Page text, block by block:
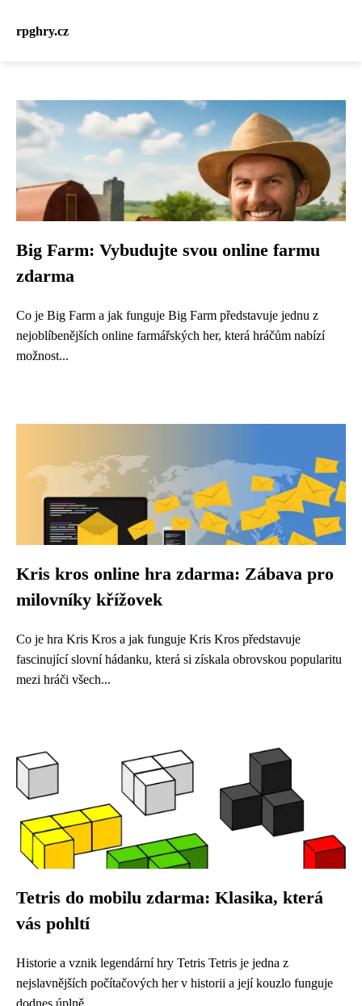
rpghry.cz
Big Farm: Vybudujte svou online farmu
zdarma
Co je Big Farm a jak funguje Big Farm představuje jednu z
nejoblíbenějších online farmářských her, která hráčům nabízí
možnost...
Kris kros online hra zdarma: Zábava pro
milovníky křížovek
Co je hra Kris Kros a jak funguje Kris Kros představuje
fascinující slovní hádanku, která si získala obrovskou popularitu
mezi hráči všech...
Tetris do mobilu zdarma: Klasika, která
vás pohltí
Historie a vznik legendární hry Tetris Tetris je jedna z
nejslavnějších počítačových her v historii a její kouzlo funguje
dodnes úplně...